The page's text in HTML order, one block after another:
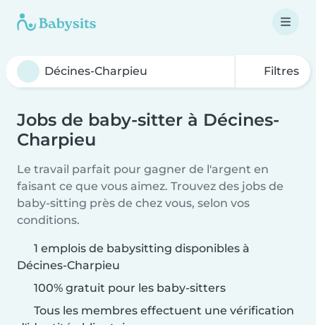
Filtres
Jobs de baby-sitter à Décines-
Charpieu
Le travail parfait pour gagner de l'argent en
faisant ce que vous aimez. Trouvez des jobs de
baby-sitting près de chez vous, selon vos
conditions.
1 emplois de babysitting disponibles à
Décines-Charpieu
100% gratuit pour les baby-sitters
Tous les membres effectuent une vérification